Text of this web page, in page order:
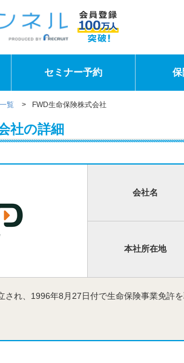
セミナー予約 保
覧 > FWD生命保険株式会社
社の詳細
会社名
本社所在地
され、1996年8月27日付で生命保険事業免許